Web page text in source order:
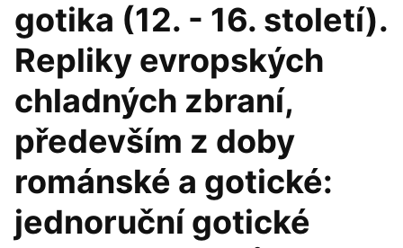
gotika (12. - 16. století).
Repliky evropských
chladných zbraní,
především z doby
románské a gotické:
jednoruční gotické